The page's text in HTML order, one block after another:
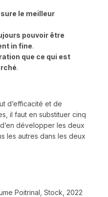
le meilleur
pouvoir être
in fine.
que ce qui est
.
d’efficacité et de
il faut en substituer cinq
développer les deux
les autres dans les deux
Poitrinal, Stock, 2022